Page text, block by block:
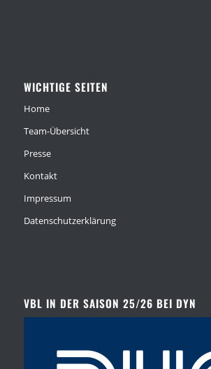
WICHTIGE SEITEN
Home
Team-Übersicht
Presse
Kontakt
Impressum
Datenschutzerklärung
VBL IN DER SAISON 25/26 BEI DYN